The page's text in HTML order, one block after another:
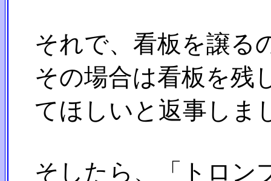
それで、看板を譲る
その場合は看板を残
てほしいと返事しま
そしたら、「トロン